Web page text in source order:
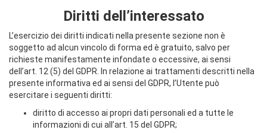
Diritti dell’interessato
L’esercizio dei diritti indicati nella presente sezione non è
soggetto ad alcun vincolo di forma ed è gratuito, salvo per
richieste manifestamente infondate o eccessive, ai sensi
dell’art. 12 (5) del GDPR. In relazione ai trattamenti descritti nella
presente informativa ed ai sensi del GDPR, l’Utente può
esercitare i seguenti diritti:
diritto di accesso ai propri dati personali ed a tutte le
informazioni di cui all’art. 15 del GDPR;